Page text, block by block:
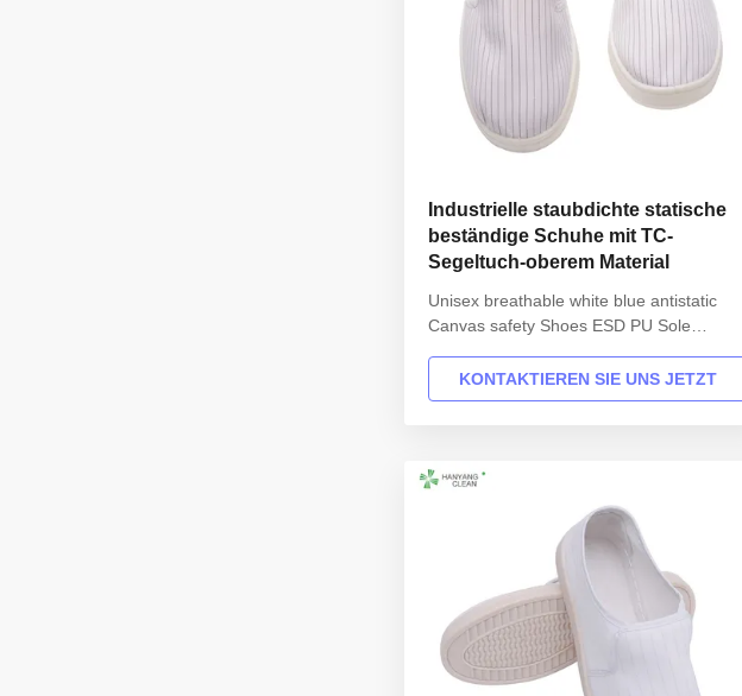
Industrielle staubdichte statische
beständige Schuhe mit TC-
Segeltuch-oberem Material
Unisex breathable white blue antistatic
Canvas safety Shoes ESD PU Sole
Description INFORMATION Model No.: H-
3507 Design: Unisex Sole: anti static PVC
35-46,48,50(EU); 5-11.5...
KONTAKTIEREN SIE UNS JETZT